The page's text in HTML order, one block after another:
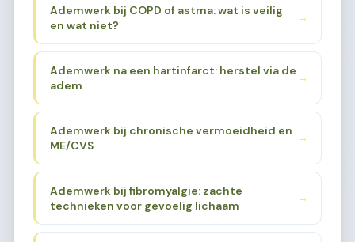
Ademwerk bij COPD of astma: wat is veilig
en wat niet?
→
Ademwerk na een hartinfarct: herstel via de
adem
→
Ademwerk bij chronische vermoeidheid en
ME/CVS
→
Ademwerk bij fibromyalgie: zachte
technieken voor gevoelig lichaam
→